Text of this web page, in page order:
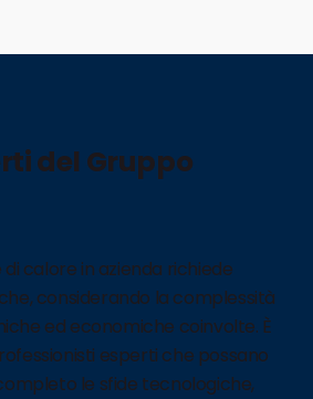
del Gruppo
calore in azienda richiede
considerando la complessità
ed economiche coinvolte. È
esperti che possano
le sfide tecnologiche,